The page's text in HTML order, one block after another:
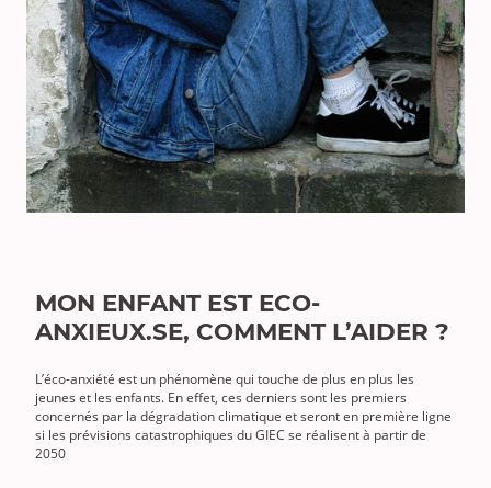
MON ENFANT EST ECO-
ANXIEUX.SE, COMMENT L’AIDER ?
L’éco-anxiété est un phénomène qui touche de plus en plus les
jeunes et les enfants. En effet, ces derniers sont les premiers
concernés par la dégradation climatique et seront en première ligne
si les prévisions catastrophiques du GIEC se réalisent à partir de
2050